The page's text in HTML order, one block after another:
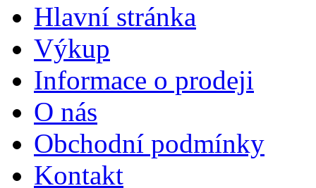
Hlavní stránka
Výkup
Informace o prodeji
O nás
Obchodní podmínky
Kontakt